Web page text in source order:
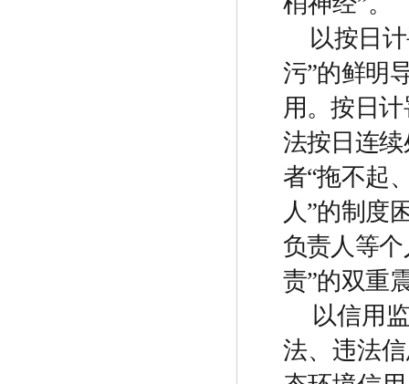
以按日
污”的鲜明
用。按日
法按日连
者“拖不起
人”的制度
负责人等
责”的双重
以信用
法、违法